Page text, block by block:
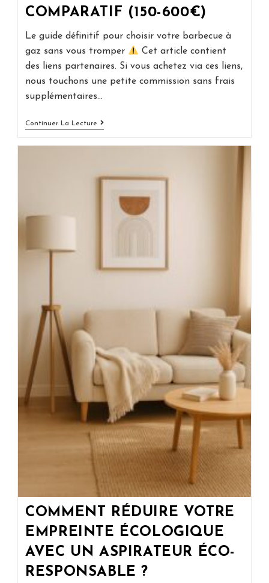
COMPARATIF (150-600€)
Le guide définitif pour choisir votre barbecue à
gaz sans vous tromper
Cet article contient
des liens partenaires. Si vous achetez via ces liens,
nous touchons une petite commission sans frais
supplémentaires…
Continuer La Lecture Meilleur
Guide
Comparatif
COMMENT RÉDUIRE VOTRE
EMPREINTE ÉCOLOGIQUE
AVEC UN ASPIRATEUR ÉCO-
RESPONSABLE ?